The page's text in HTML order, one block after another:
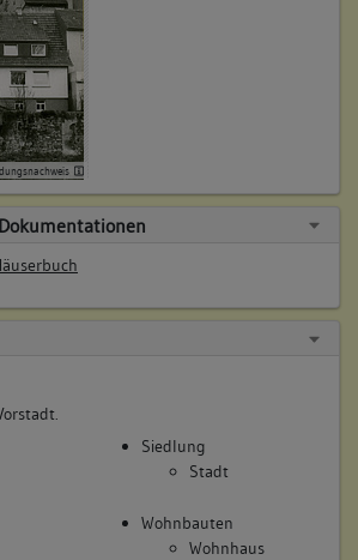
und Aspacher
Itzlinger, Hans Conrad
Siedlung
Stadt
Wohnbauten
Wohnhaus